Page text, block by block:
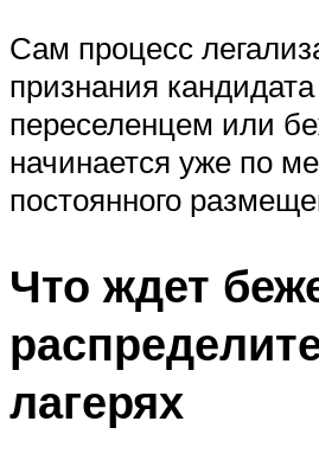
Сам процесс
признания кандидата
переселенцем или
начинается уже по
постоянного
Что ждет
лагерях